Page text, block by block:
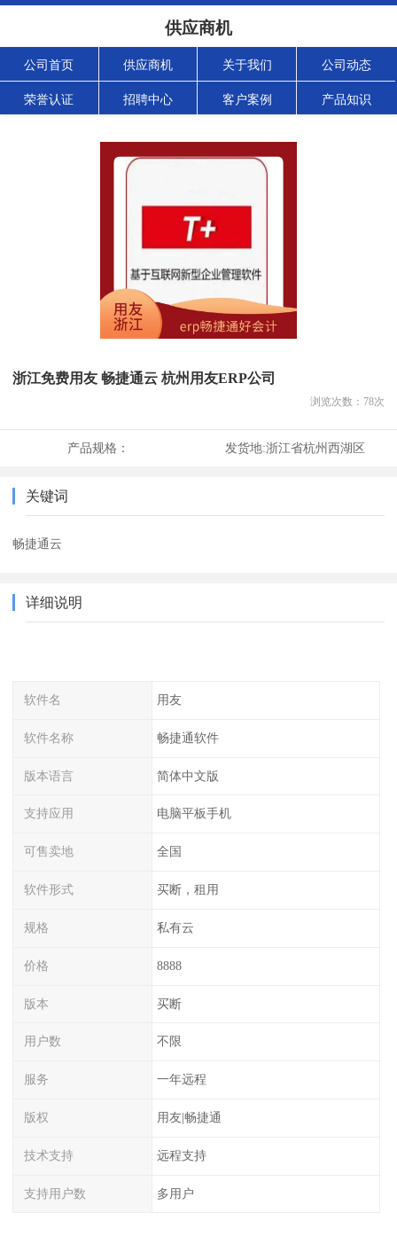
供应商机
公司首页 供应商机 关于我们 公司动态
荣誉认证 招聘中心 客户案例 产品知识
浙江免费用友 畅捷通云 杭州用友ERP公司
浏览次数： 78次
产品规格： 发货地:浙江省杭州西湖区
关键词
畅捷通云
详细说明
软件名 用友
软件名称 畅捷通软件
版本语言 简体中文版
支持应用 电脑平板手机
可售卖地 全国
软件形式 买断，租用
规格 私有云
价格 8888
版本 买断
用户数 不限
服务 一年远程
版权 用友|畅捷通
技术支持 远程支持
支持用户数 多用户